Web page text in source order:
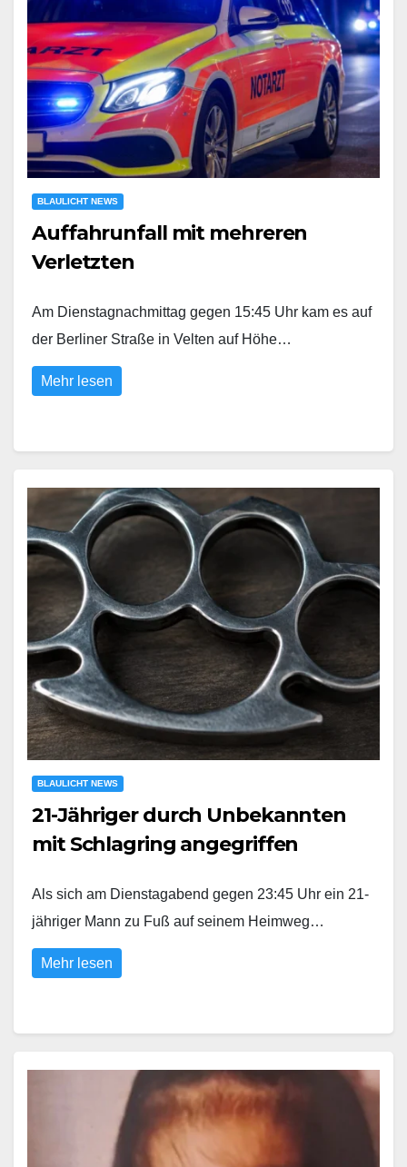
BLAULICHT NEWS
Auffahrunfall mit mehreren
Verletzten
Am Dienstagnachmittag gegen 15:45 Uhr kam es auf
der Berliner Straße in Velten auf Höhe…
Mehr lesen
BLAULICHT NEWS
21-Jähriger durch Unbekannten
mit Schlagring angegriffen
Als sich am Dienstagabend gegen 23:45 Uhr ein 21-
jähriger Mann zu Fuß auf seinem Heimweg…
Mehr lesen